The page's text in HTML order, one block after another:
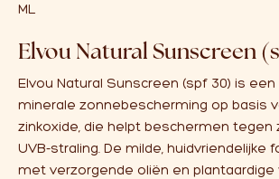
ML
Elvou Natural Sunscreen
Elvou Natural Sunscreen (spf 30) is een
minerale zonnebescherming op basis
zinkoxide, die helpt beschermen tegen
UVB-straling. De milde, huidvriendelijke
met verzorgende oliën en plantaardige